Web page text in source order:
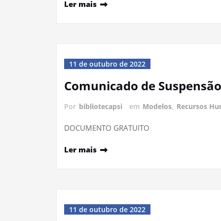
Ler mais
11 de outubro de 2022
Comunicado de Suspensão
Por bibliotecapsi em Modelos, Recursos
DOCUMENTO GRATUITO
Ler mais
11 de outubro de 2022